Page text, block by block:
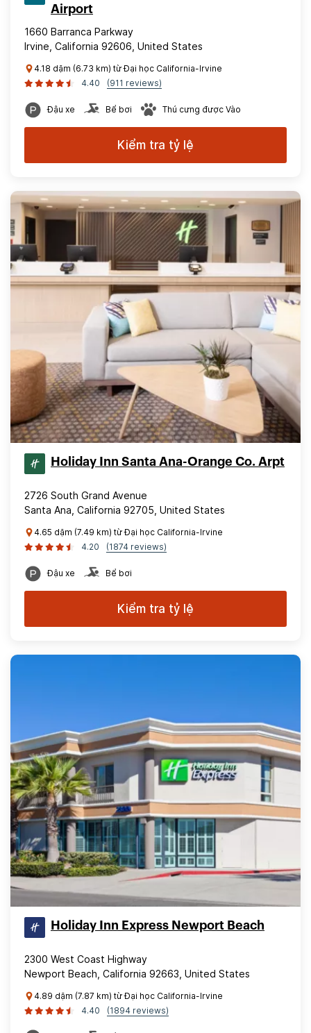
Airport
1660 Barranca Parkway
Irvine, California 92606, United States
4.18 dặm (6.73 km) từ Đại học California-Irvine
4.40
(911 reviews)
Đậu xe Bể bơi Thú cưng được Vào
Kiểm tra tỷ lệ
Holiday Inn Santa Ana-Orange Co. Arpt
2726 South Grand Avenue
Santa Ana, California 92705, United States
4.65 dặm (7.49 km) từ Đại học California-Irvine
4.20
(1874 reviews)
Đậu xe Bể bơi
Kiểm tra tỷ lệ
Holiday Inn Express Newport Beach
2300 West Coast Highway
Newport Beach, California 92663, United States
4.89 dặm (7.87 km) từ Đại học California-Irvine
4.40
(1894 reviews)